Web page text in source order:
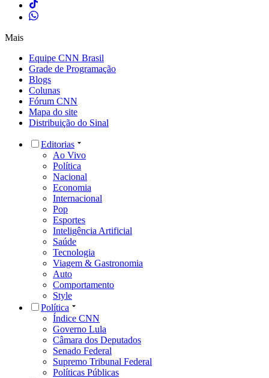
Mais
Equipe CNN Brasil
Grade de Programação
Blogs
Colunas
Fórum CNN
Mapa do site
Distribuição do Sinal
Editorias
Ao Vivo
Política
Nacional
Economia
Internacional
Pop
Esportes
Inteligência Artificial
Saúde
Tecnologia
Viagem & Gastronomia
Auto
Comportamento
Style
Política
Índice CNN
Governo Lula
Câmara dos Deputados
Senado Federal
Supremo Tribunal Federal
Políticas Públicas